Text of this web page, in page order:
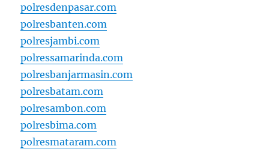
polresdenpasar.com
polresbanten.com
polresjambi.com
polressamarinda.com
polresbanjarmasin.com
polresbatam.com
polresambon.com
polresbima.com
polresmataram.com